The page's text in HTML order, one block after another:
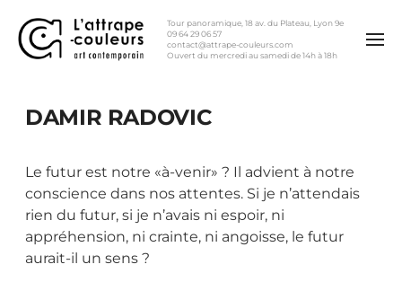
Tour panoramique, 18 av. du Plateau, Lyon 9e
09 64 29 06 57
contact@attrape-couleurs.com
Ouvert du mercredi au samedi de 14h à 18h
DAMIR RADOVIC
Le futur est notre «à-venir» ? Il advient à notre
conscience dans nos attentes. Si je n’attendais
rien du futur, si je n’avais ni espoir, ni
appréhension, ni crainte, ni angoisse, le futur
aurait-il un sens ?